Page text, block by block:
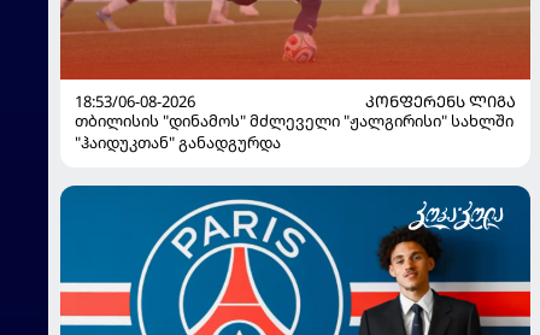
18:53/06-08-2026
ᲙᲝᲜᲤᲔᲠᲔᲜᲡ ᲚᲘᲒᲐ
თბილისის "დინამოს" მძლეველი "ჟალგირისი" სახლში
"ჰაიდუკთან" განადგურდა